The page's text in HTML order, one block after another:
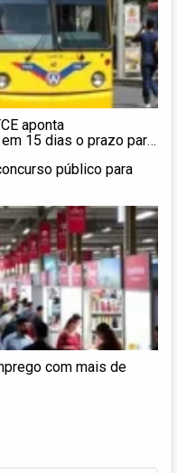
aponta
15 dias o prazo para
público para
com mais de